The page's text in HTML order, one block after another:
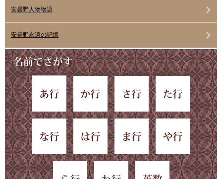
安曇野人物物語
安曇野永遠の記憶